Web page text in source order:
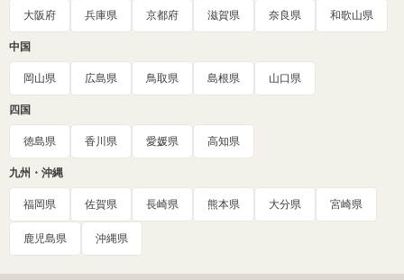
大阪府 兵庫県 京都府 滋賀県 奈良県 和歌山県
中国
岡山県 広島県 鳥取県 島根県 山口県
四国
徳島県 香川県 愛媛県 高知県
九州・沖縄
福岡県 佐賀県 長崎県 熊本県 大分県 宮崎県
鹿児島県 沖縄県